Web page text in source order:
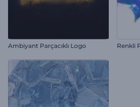
Ambiyant Parçacıklı Logo